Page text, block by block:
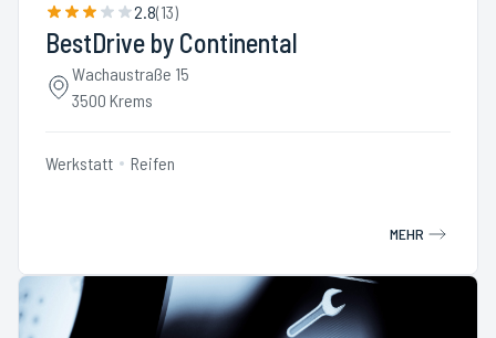
2.8(13)
BestDrive by Continental
Wachaustraße 15
3500 Krems
Werkstatt Reifen
MEHR